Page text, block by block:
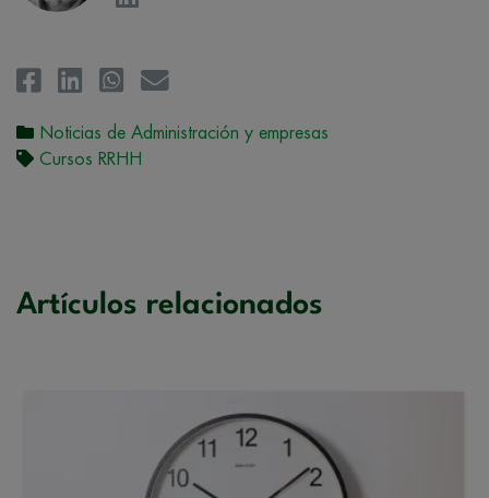
Noticias de Administración y empresas
Cursos RRHH
Artículos relacionados